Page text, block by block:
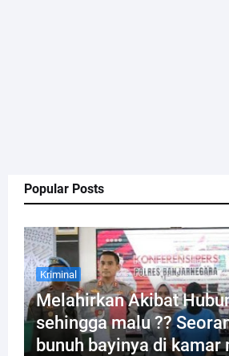
Popular Posts
Kriminal
Melahirkan Akibat
sehingga malu ??
bunuh bayinya di kamar